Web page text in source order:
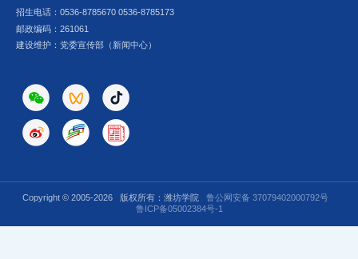
招生电话：0536-8785670 0536-8785173
邮政编码：261061
建设维护：党委宣传部（新闻中心）
Copyright © 2005-2026 版权所有：潍坊学院 鲁公网安备 37079402000792号
鲁ICP备05002384号-1